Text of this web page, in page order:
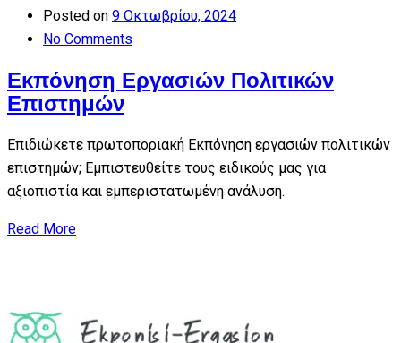
Posted on 9 Οκτωβρίου, 2024
No Comments
Εκπόνηση Εργασιών Πολιτικών
Επιστημών
Επιδιώκετε πρωτοποριακή Εκπόνηση εργασιών πολιτικών
επιστημών; Εμπιστευθείτε τους ειδικούς μας για
αξιοπιστία και εμπεριστατωμένη ανάλυση.
Read More